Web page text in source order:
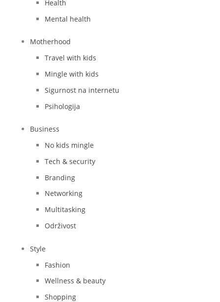
Health
Mental health
Motherhood
Travel with kids
Mingle with kids
Sigurnost na internetu
Psihologija
Business
No kids mingle
Tech & security
Branding
Networking
Multitasking
Održivost
Style
Fashion
Wellness & beauty
Shopping